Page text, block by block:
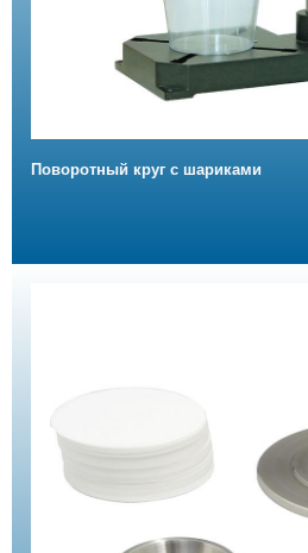
Поворотный круг с шариками